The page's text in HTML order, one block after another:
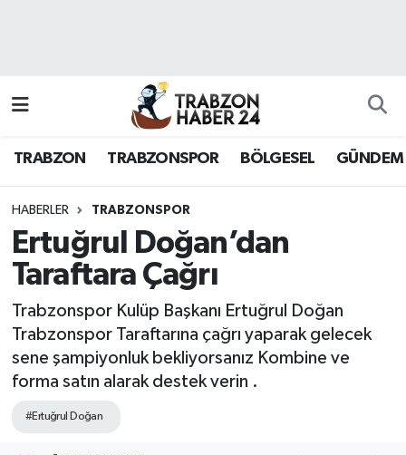
TRABZON TRABZONSPOR BÖLGESEL GÜNDEM
HABERLER TRABZONSPOR
Ertuğrul Doğan’dan
Taraftara Çağrı
Trabzonspor Kulüp Başkanı Ertuğrul Doğan
Trabzonspor Taraftarına çağrı yaparak gelecek
sene şampiyonluk bekliyorsanız Kombine ve
forma satın alarak destek verin .
#Ertuğrul Doğan
Hava Durumu
Namaz Vakitleri
Trafik Durumu
Süper Lig Puan Durumu ve Fikstür
Son Dakika Haberleri
Haber Arşivi